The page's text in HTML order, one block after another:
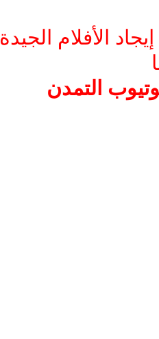
الأفلام الجيدة
التمدن